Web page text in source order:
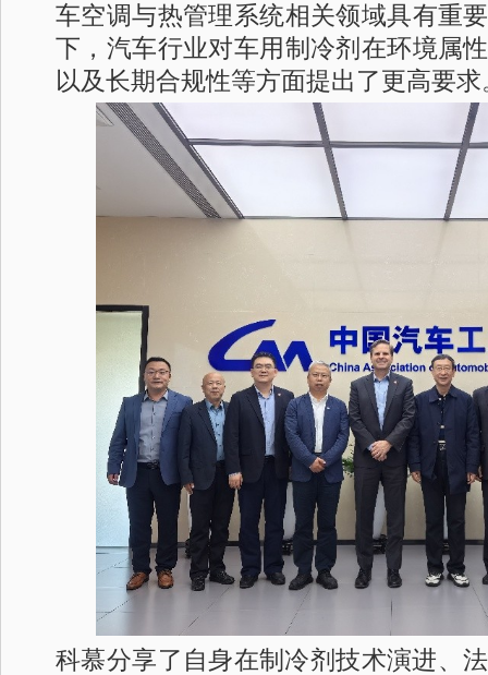
车空调与热管理系统相关领域具有重
下，汽车行业对车用制冷剂在环境属
以及长期合规性等方面提出了更高要求
科慕分享了自身在制冷剂技术演进、